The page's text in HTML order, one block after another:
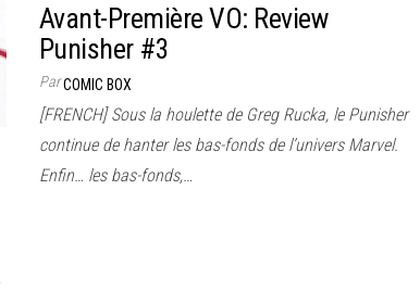
Avant-Première VO: Review
Punisher #3
ParCOMIC BOX
[FRENCH] Sous la houlette de Greg Rucka, le Punisher
continue de hanter les bas-fonds de l’univers Marvel.
Enfin… les bas-fonds,…